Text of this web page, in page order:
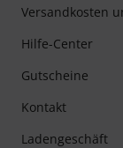
Versandkosten
Hilfe-Center
Gutscheine
Kontakt
Ladengeschäft